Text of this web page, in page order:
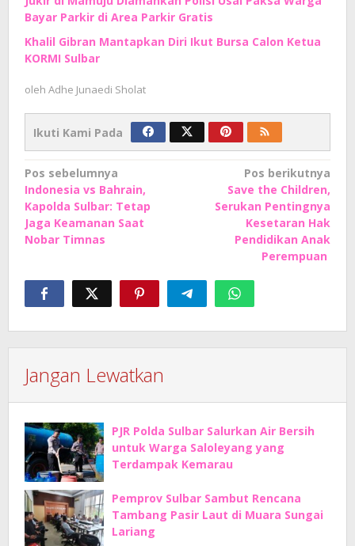
Bayar Parkir di Area Parkir Gratis
Khalil Gibran Mantapkan Diri Ikut Bursa Calon Ketua
KORMI Sulbar
oleh Adhe Junaedi Sholat
Ikuti Kami Pada
Navigasi
pos
Pos sebelumnya
Indonesia vs Bahrain,
Kapolda Sulbar: Tetap
Jaga Keamanan Saat
Nobar Timnas
Pos berikutnya
Save the Children,
Serukan Pentingnya
Kesetaran Hak
Pendidikan Anak
Perempuan
Jangan Lewatkan
PJR Polda Sulbar Salurkan Air Bersih
untuk Warga Saloleyang yang
Terdampak Kemarau
Pemprov Sulbar Sambut Rencana
Tambang Pasir Laut di Muara Sungai
Lariang